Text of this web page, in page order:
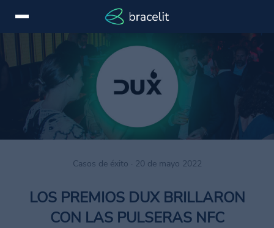
Iniciar
Servicios
Dispositivos
Novedades
Casos de éxito · 20 de mayo 2022
LOS PREMIOS DUX BRILLARON
CON LAS PULSERAS NFC